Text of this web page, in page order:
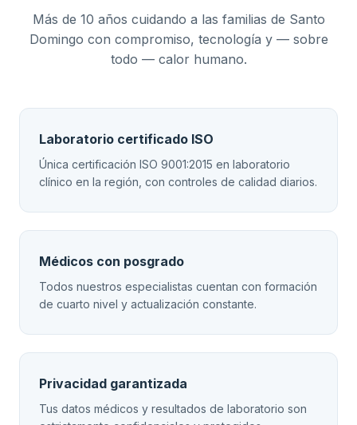
Más de 10 años cuidando a las familias de Santo
Domingo con compromiso, tecnología y — sobre
todo — calor humano.
Laboratorio certificado ISO
Única certificación ISO 9001:2015 en laboratorio
clínico en la región, con controles de calidad diarios.
Médicos con posgrado
Todos nuestros especialistas cuentan con formación
de cuarto nivel y actualización constante.
Privacidad garantizada
Tus datos médicos y resultados de laboratorio son